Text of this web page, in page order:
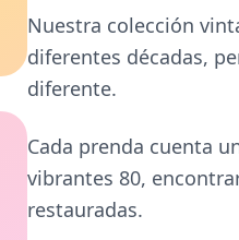
Nuestra colección
diferentes décadas,
diferente.
Cada prenda cuenta
vibrantes 80,
restauradas.